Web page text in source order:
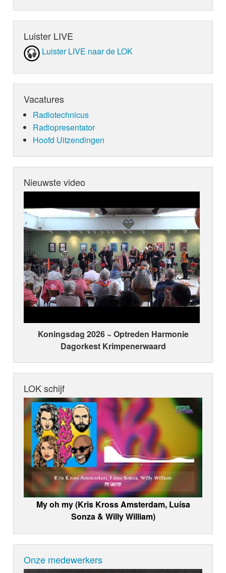
Luister LIVE
Luister LIVE naar de LOK
Vacatures
Radiotechnicus
Radiopresentator
Hoofd Uitzendingen
Nieuwste video
Koningsdag 2026 ~ Optreden Harmonie
Dagorkest Krimpenerwaard
LOK schijf
My oh my (Kris Kross Amsterdam, Luísa
Sonza & Willy William)
Onze medewerkers